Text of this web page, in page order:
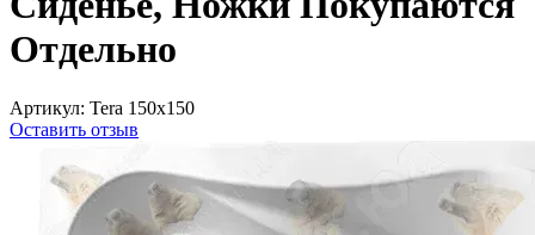
Отдельно
Артикул: Tera 150x150
Оставить отзыв